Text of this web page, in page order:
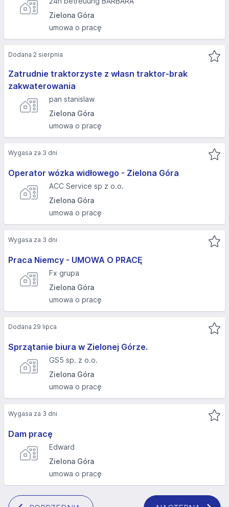
Zielona Góra
umowa o pracę
Zatrudnie traktorzyste z własn traktor-brak
zakwaterowania
pan stanislaw
Zielona Góra
umowa o pracę
Dodana 2 sierpnia
Operator wózka widłowego - Zielona Góra
ACC Service sp z o.o.
Zielona Góra
umowa o pracę
Wygasa za 3 dni
Praca Niemcy - UMOWA O PRACĘ
Fx grupa
Zielona Góra
umowa o pracę
Wygasa za 3 dni
Sprzątanie biura w Zielonej Górze.
GS5 sp. z o.o.
Zielona Góra
umowa o pracę
Dodana 29 lipca
Dam pracę
Edward
Zielona Góra
umowa o pracę
Wygasa za 3 dni